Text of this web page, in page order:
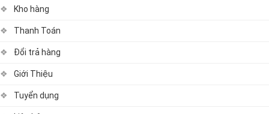
Kho hàng
Thanh Toán
Đổi trả hàng
Giới Thiệu
Tuyển dụng